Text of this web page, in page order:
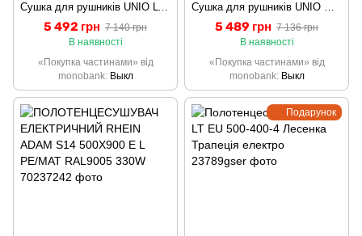
Сушка для рушників UNIO LT W 800-500-7 Лесенка Трапеція вода
5 492 грн 7 140 грн
В наявності
«Покупка частинами» від
monobank
Выкл
Сушка для рушників UNIO Op W 700-500-6 Оливія з полицею вода
5 489 грн 7 136 грн
В наявності
«Покупка частинами» від
monobank
Выкл
Подарунок